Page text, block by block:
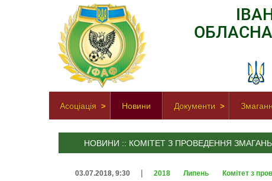
Асоціація Новини Документи
НОВИНИ :: КОМІТЕТ З ПРОВЕДЕННЯ ЗМАГАНЬ
03.07.2018, 9:30 | 2018 Липень Комітет з